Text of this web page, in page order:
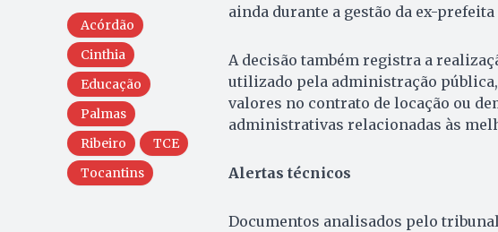
Acórdão
Cinthia
Educação
Palmas
Ribeiro
TCE
Tocantins
ainda durante a gestão da ex-
A decisão também registra a
utilizado pela administração
valores no contrato de locação ou
administrativas relacionadas às
Alertas técnicos
Documentos analisados pelo